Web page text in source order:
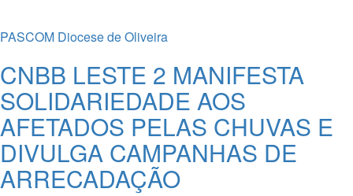
PASCOM Diocese de Oliveira
CNBB LESTE 2 MANIFESTA
SOLIDARIEDADE AOS
AFETADOS PELAS CHUVAS E
DIVULGA CAMPANHAS DE
ARRECADAÇÃO